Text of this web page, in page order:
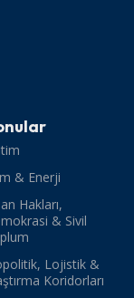
& Enerji
Hakları,
& Sivil
Lojistik &
Koridorları